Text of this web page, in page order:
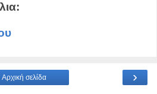
›
Αρχική σελίδα